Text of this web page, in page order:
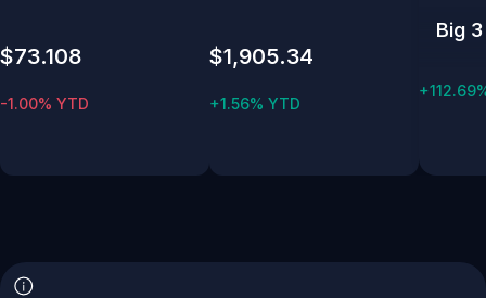
$73.108
-1.00% YTD
$1,905.34
+1.56% YTD
Big 3